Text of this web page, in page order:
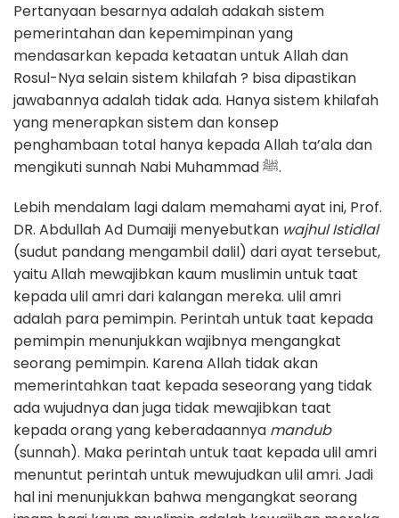
Pertanyaan besarnya adalah adakah sistem
pemerintahan dan kepemimpinan yang
mendasarkan kepada ketaatan untuk Allah dan
Rosul-Nya selain sistem khilafah ? bisa dipastikan
jawabannya adalah tidak ada. Hanya sistem khilafah
yang menerapkan sistem dan konsep
penghambaan total hanya kepada Allah ta’ala dan
mengikuti sunnah Nabi Muhammad ﷺ.
Lebih mendalam lagi dalam memahami ayat ini, Prof.
DR. Abdullah Ad Dumaiji menyebutkan wajhul Istidlal
(sudut pandang mengambil dalil) dari ayat tersebut,
yaitu Allah mewajibkan kaum muslimin untuk taat
kepada ulil amri dari kalangan mereka. ulil amri
adalah para pemimpin. Perintah untuk taat kepada
pemimpin menunjukkan wajibnya mengangkat
seorang pemimpin. Karena Allah tidak akan
memerintahkan taat kepada seseorang yang tidak
ada wujudnya dan juga tidak mewajibkan taat
kepada orang yang keberadaannya mandub
(sunnah). Maka perintah untuk taat kepada ulil amri
menuntut perintah untuk mewujudkan ulil amri. Jadi
hal ini menunjukkan bahwa mengangkat seorang